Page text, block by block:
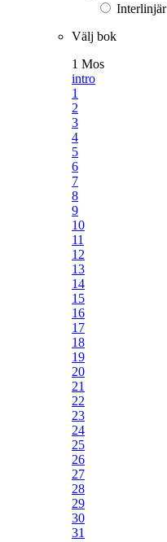
Interlinjär
Välj bok
1 Mos
intro
1
2
3
4
5
6
7
8
9
10
11
12
13
14
15
16
17
18
19
20
21
22
23
24
25
26
27
28
29
30
31